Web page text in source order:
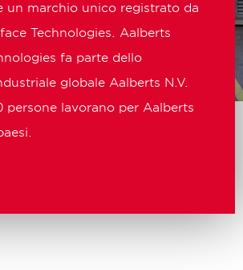
un marchio unico registrato da
Technologies. Aalberts
fa parte dello
globale Aalberts N.V.
persone lavorano per Aalberts